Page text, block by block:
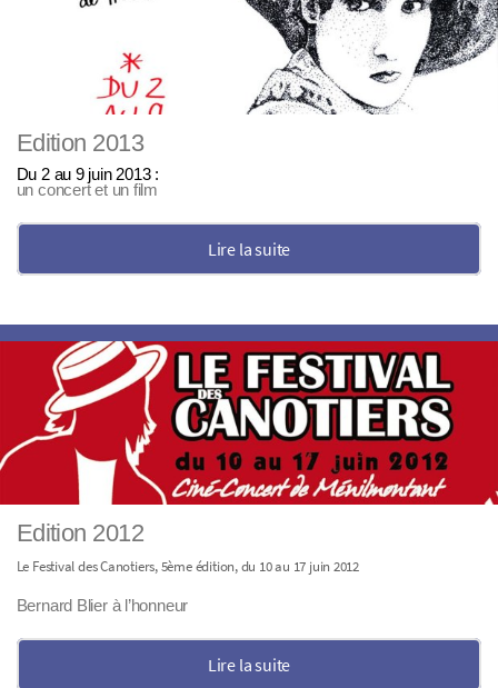
Edition 2013
Du 2 au 9 juin 2013 :
un concert et un film
Lire la suite
Edition 2012
Le Festival des Canotiers, 5ème édition, du 10 au 17 juin 2012
Bernard Blier à l’honneur
Lire la suite